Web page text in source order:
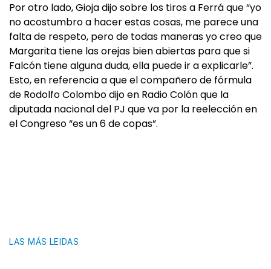
Por otro lado, Gioja dijo sobre los tiros a Ferrá que “yo
no acostumbro a hacer estas cosas, me parece una
falta de respeto, pero de todas maneras yo creo que
Margarita tiene las orejas bien abiertas para que si
Falcón tiene alguna duda, ella puede ir a explicarle”.
Esto, en referencia a que el compañero de fórmula
de Rodolfo Colombo dijo en Radio Colón que la
diputada nacional del PJ que va por la reelección en
el Congreso “es un 6 de copas”.
LAS MÁS LEIDAS